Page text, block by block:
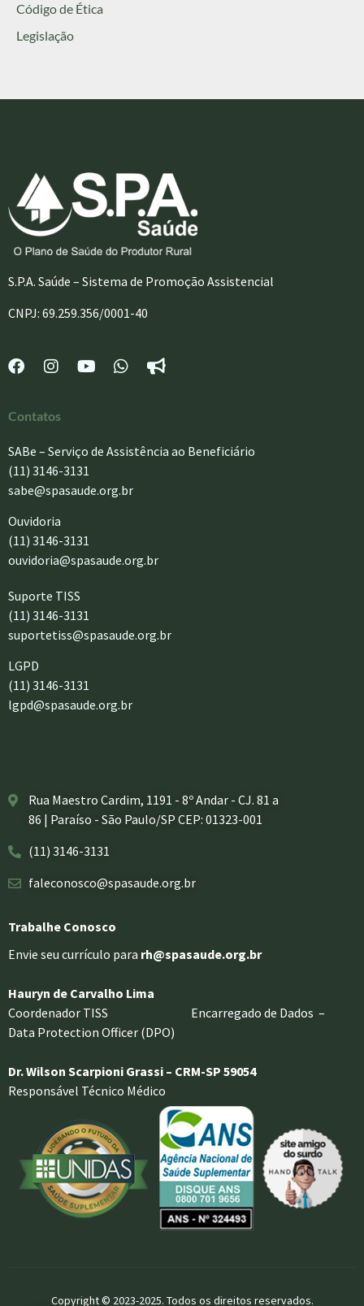
Código de Ética
Legislação
S.P.A. Saúde – Sistema de Promoção Assistencial
CNPJ: 69.259.356/0001-40
Contatos
SABe – Serviço de Assistência ao Beneficiário
(11) 3146-3131
sabe@spasaude.org.br
Ouvidoria
(11) 3146-3131
ouvidoria@spasaude.org.br
Suporte TISS
(11) 3146-3131
suportetiss@spasaude.org.br
LGPD
(11) 3146-3131
lgpd@spasaude.org.br
Rua Maestro Cardim, 1191 - 8º Andar - CJ. 81 a
86 | Paraíso - São Paulo/SP CEP: 01323-001
(11) 3146-3131
faleconosco@spasaude.org.br
Trabalhe Conosco
Envie seu currículo para rh@spasaude.org.br
Hauryn de Carvalho Lima
Coordenador TISS Encarregado de Dados –
Data Protection Officer (DPO)
Dr. Wilson Scarpioni Grassi – CRM-SP 59054
Responsável Técnico Médico
Copyright © 2023-2025. Todos os direitos reservados.